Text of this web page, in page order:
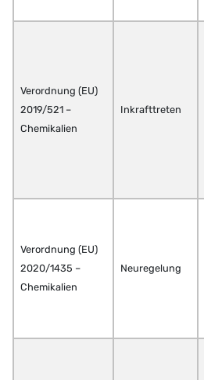
Verordnung (EU)
2019/521 –
Chemikalien
Inkrafttreten
Verordnung (EU)
2020/1435 –
Chemikalien
Neuregelung